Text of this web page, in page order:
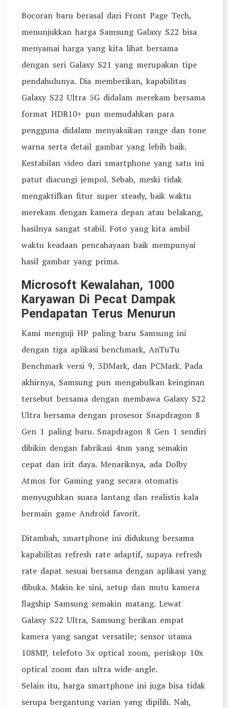
Bocoran baru berasal dari Front Page Tech,
menunjukkan harga Samsung Galaxy S22 bisa
menyamai harga yang kita lihat bersama
dengan seri Galaxy S21 yang merupakan tipe
pendahulunya. Dia memberikan, kapabilitas
Galaxy S22 Ultra 5G didalam merekam bersama
format HDR10+ pun memudahkan para
pengguna didalam menyaksikan range dan tone
warna serta detail gambar yang lebih baik.
Kestabilan video dari smartphone yang satu ini
patut diacungi jempol. Sebab, meski tidak
mengaktifkan fitur super steady, baik waktu
merekam dengan kamera depan atau belakang,
hasilnya sangat stabil. Foto yang kita ambil
waktu keadaan pencahayaan baik mempunyai
hasil gambar yang prima.
Microsoft Kewalahan, 1000
Karyawan Di Pecat Dampak
Pendapatan Terus Menurun
Kami menguji HP paling baru Samsung ini
dengan tiga aplikasi benchmark, AnTuTu
Benchmark versi 9, 3DMark, dan PCMark. Pada
akhirnya, Samsung pun mengabulkan keinginan
tersebut bersama dengan membawa Galaxy S22
Ultra bersama dengan prosesor Snapdragon 8
Gen 1 paling baru. Snapdragon 8 Gen 1 sendiri
dibikin dengan fabrikasi 4nm yang semakin
cepat dan irit daya. Menariknya, ada Dolby
Atmos for Gaming yang secara otomatis
menyuguhkan suara lantang dan realistis kala
bermain game Android favorit.
Ditambah, smartphone ini didukung bersama
kapabilitas refresh rate adaptif, supaya refresh
rate dapat sesuai bersama dengan aplikasi yang
dibuka. Makin ke sini, setup dan mutu kamera
flagship Samsung semakin matang. Lewat
Galaxy S22 Ultra, Samsung berikan empat
kamera yang sangat versatile; sensor utama
108MP, telefoto 3x optical zoom, periskop 10x
optical zoom dan ultra wide-angle.
Selain itu, harga smartphone ini juga bisa tidak
serupa bergantung varian yang dipilih. Nah,